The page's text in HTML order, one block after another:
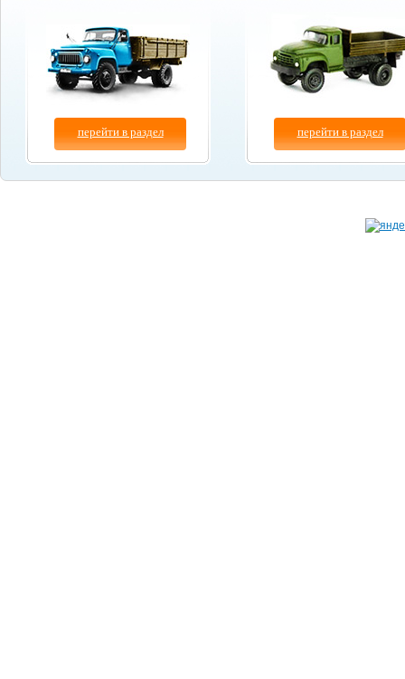
перейти в раздел перейти в раздел